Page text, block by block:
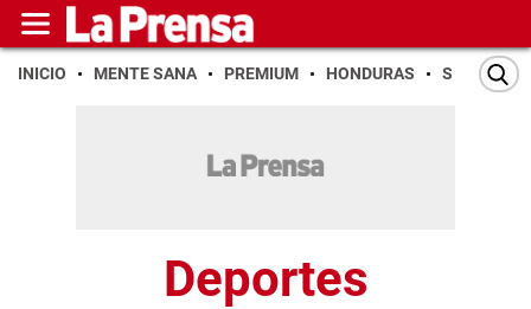
INICIO MENTE SANA PREMIUM HONDURAS SAN PEDRO
Deportes